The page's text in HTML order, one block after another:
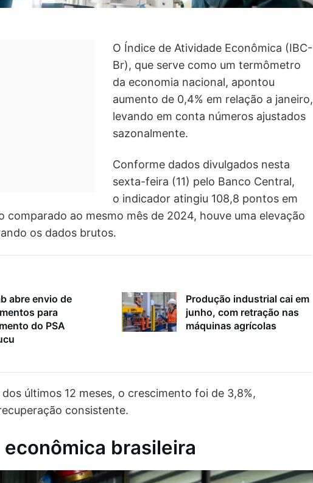
O Índice de Atividade Econômica (IBC-
Br), que serve como um termômetro
da economia nacional, apontou
aumento de 0,4% em relação a janeiro,
levando em conta números ajustados
sazonalmente.
Conforme dados divulgados nesta
sexta-feira (11) pelo Banco Central,
o indicador atingiu 108,8 pontos em
comparado ao mesmo mês de 2024, houve uma elevação
os dados brutos.
abre envio de
para
do PSA
Produção industrial cai em
junho, com retração nas
máquinas agrícolas
últimos 12 meses, o crescimento foi de 3,8%,
consistente.
brasileira